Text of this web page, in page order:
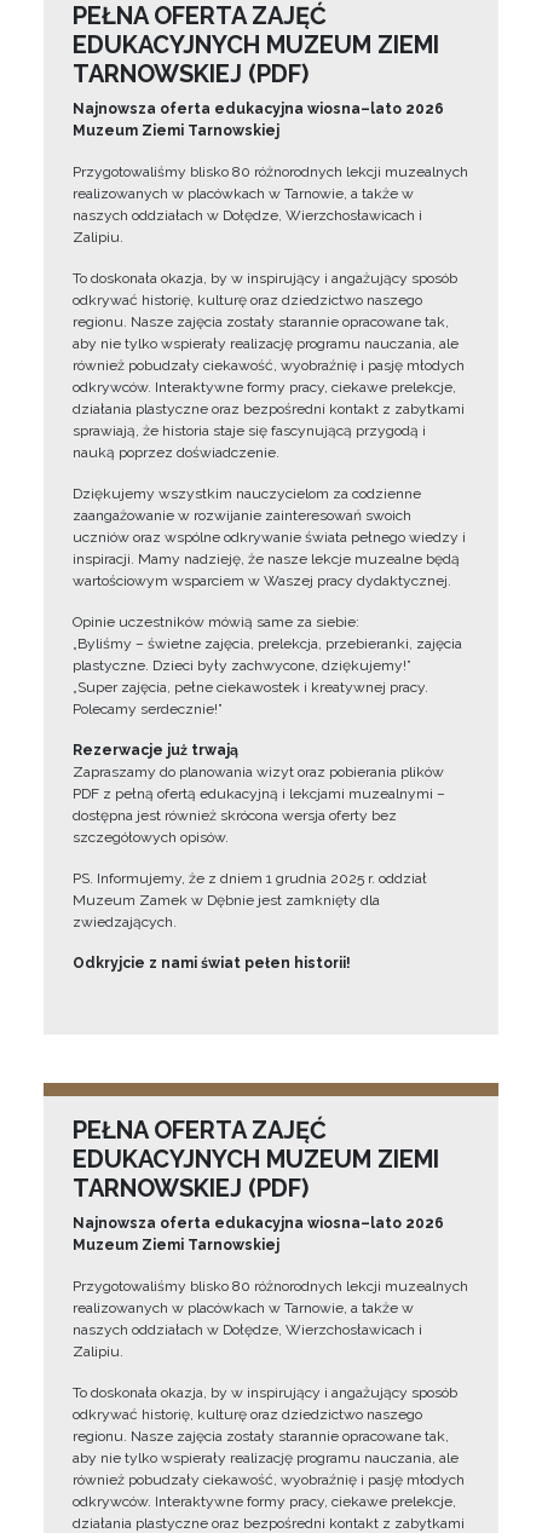
PEŁNA OFERTA ZAJĘĆ
EDUKACYJNYCH MUZEUM ZIEMI
TARNOWSKIEJ (PDF)
Najnowsza oferta edukacyjna wiosna–lato 2026
Muzeum Ziemi Tarnowskiej
Przygotowaliśmy blisko 80 różnorodnych lekcji muzealnych
realizowanych w placówkach w Tarnowie, a także w
naszych oddziałach w Dołędze, Wierzchosławicach i
Zalipiu.
To doskonała okazja, by w inspirujący i angażujący sposób
odkrywać historię, kulturę oraz dziedzictwo naszego
regionu. Nasze zajęcia zostały starannie opracowane tak,
aby nie tylko wspierały realizację programu nauczania, ale
również pobudzały ciekawość, wyobraźnię i pasję młodych
odkrywców. Interaktywne formy pracy, ciekawe prelekcje,
działania plastyczne oraz bezpośredni kontakt z zabytkami
sprawiają, że historia staje się fascynującą przygodą i
nauką poprzez doświadczenie.
Dziękujemy wszystkim nauczycielom za codzienne
zaangażowanie w rozwijanie zainteresowań swoich
uczniów oraz wspólne odkrywanie świata pełnego wiedzy i
inspiracji. Mamy nadzieję, że nasze lekcje muzealne będą
wartościowym wsparciem w Waszej pracy dydaktycznej.
Opinie uczestników mówią same za siebie:
„Byliśmy – świetne zajęcia, prelekcja, przebieranki, zajęcia
plastyczne. Dzieci były zachwycone, dziękujemy!”
„Super zajęcia, pełne ciekawostek i kreatywnej pracy.
Polecamy serdecznie!”
Rezerwacje już trwają
Zapraszamy do planowania wizyt oraz pobierania plików
PDF z pełną ofertą edukacyjną i lekcjami muzealnymi –
dostępna jest również skrócona wersja oferty bez
szczegółowych opisów.
PS. Informujemy, że z dniem 1 grudnia 2025 r. oddział
Muzeum Zamek w Dębnie jest zamknięty dla
zwiedzających.
Odkryjcie z nami świat pełen historii!
PEŁNA OFERTA ZAJĘĆ
EDUKACYJNYCH MUZEUM ZIEMI
TARNOWSKIEJ (PDF)
Najnowsza oferta edukacyjna wiosna–lato 2026
Muzeum Ziemi Tarnowskiej
Przygotowaliśmy blisko 80 różnorodnych lekcji muzealnych
realizowanych w placówkach w Tarnowie, a także w
naszych oddziałach w Dołędze, Wierzchosławicach i
Zalipiu.
To doskonała okazja, by w inspirujący i angażujący sposób
odkrywać historię, kulturę oraz dziedzictwo naszego
regionu. Nasze zajęcia zostały starannie opracowane tak,
aby nie tylko wspierały realizację programu nauczania, ale
również pobudzały ciekawość, wyobraźnię i pasję młodych
odkrywców. Interaktywne formy pracy, ciekawe prelekcje,
działania plastyczne oraz bezpośredni kontakt z zabytkami